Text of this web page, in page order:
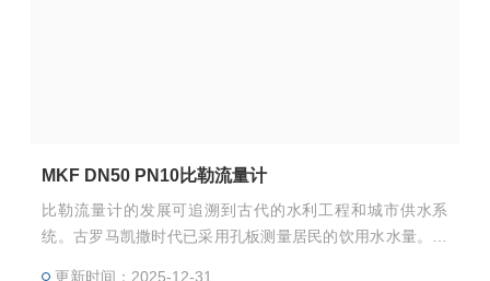
MKF DN50 PN10比勒流量计
比勒流量计的发展可追溯到古代的水利工程和城市供水系
统。古罗马凯撒时代已采用孔板测量居民的饮用水水量。公
更新时间：2025-12-31